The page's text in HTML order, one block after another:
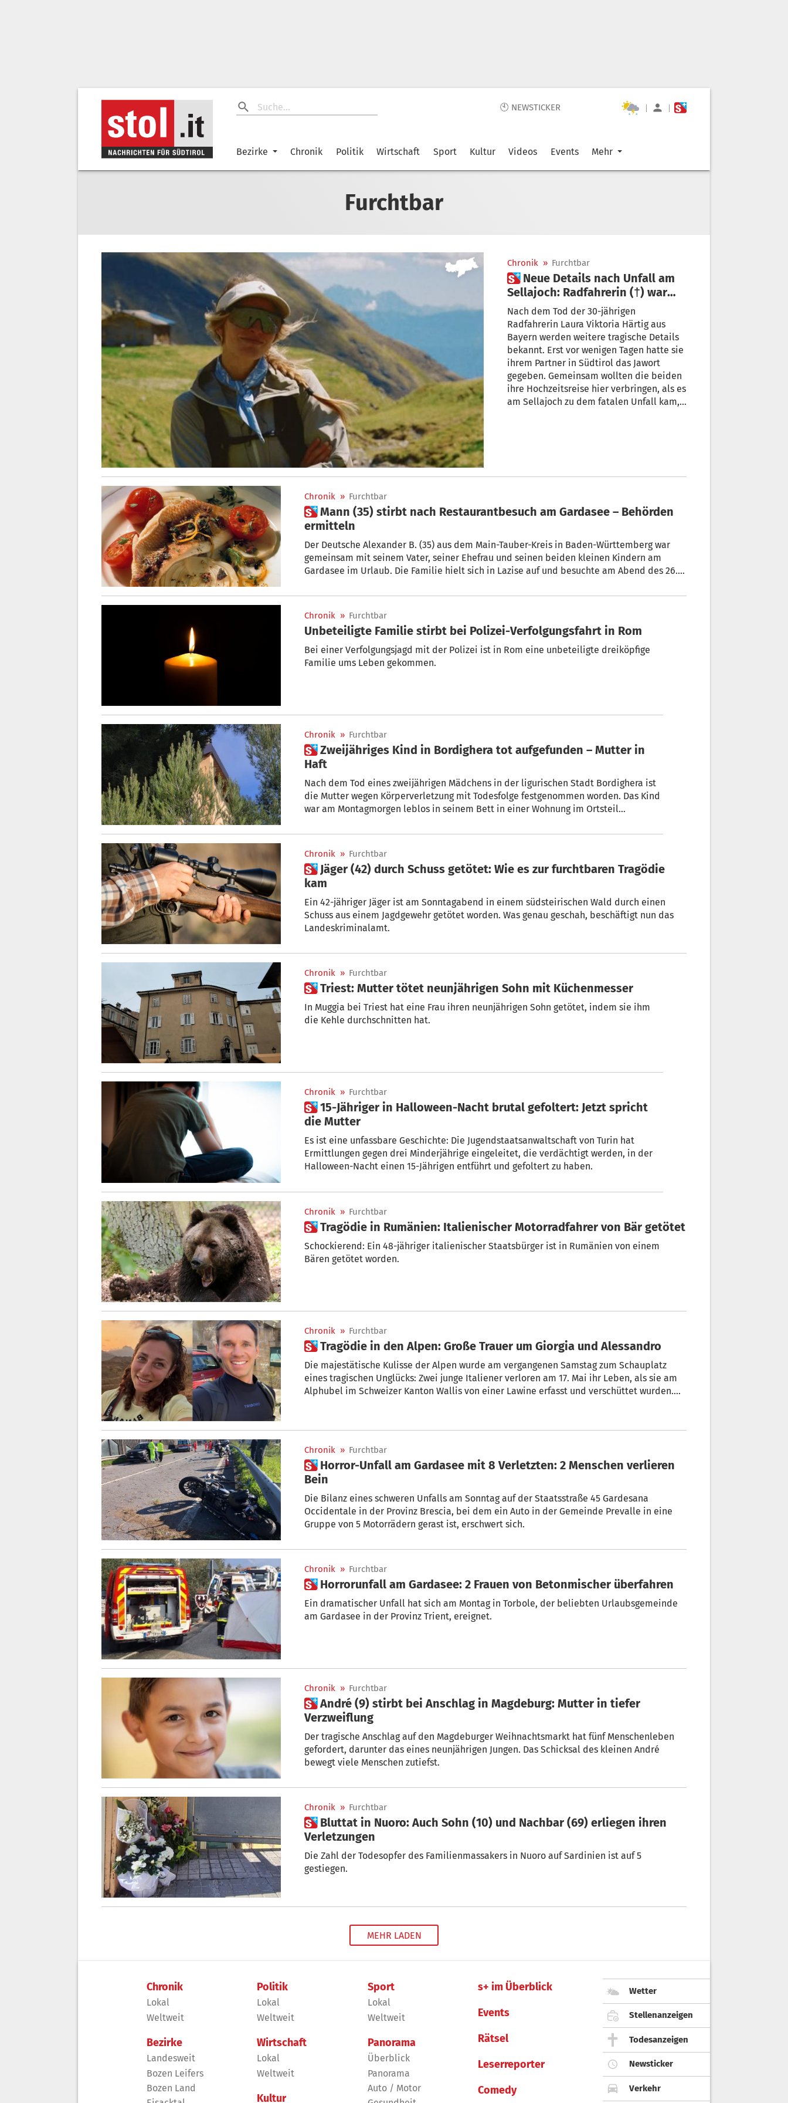
🕙 NEWSTICKER | |
Bezirke Chronik Politik Wirtschaft Sport Kultur Videos Events Mehr
Furchtbar
Chronik » Furchtbar
 Neue Details nach Unfall am
Sellajoch: Radfahrerin (†) war
auf Hochzeitsreise
Nach dem Tod der 30-jährigen
Radfahrerin Laura Viktoria Härtig aus
Bayern werden weitere tragische Details
bekannt. Erst vor wenigen Tagen hatte sie
ihrem Partner in Südtirol das Jawort
gegeben. Gemeinsam wollten die beiden
ihre Hochzeitsreise hier verbringen, als es
am Sellajoch zu dem fatalen Unfall kam,
Chronik » Furchtbar
 Mann (35) stirbt nach Restaurantbesuch am Gardasee – Behörden
ermitteln
Der Deutsche Alexander B. (35) aus dem Main-Tauber-Kreis in Baden-Württemberg war
gemeinsam mit seinem Vater, seiner Ehefrau und seinen beiden kleinen Kindern am
Gardasee im Urlaub. Die Familie hielt sich in Lazise auf und besuchte am Abend des 26.
über schwere gesundheitliche Beschwerden. Wenig später stirbt er.
Chronik » Furchtbar
Unbeteiligte Familie stirbt bei Polizei-Verfolgungsfahrt in Rom
Bei einer Verfolgungsjagd mit der Polizei ist in Rom eine unbeteiligte dreiköpfige
Familie ums Leben gekommen.
Chronik » Furchtbar
 Zweijähriges Kind in Bordighera tot aufgefunden – Mutter in
Haft
Nach dem Tod eines zweijährigen Mädchens in der ligurischen Stadt Bordighera ist
die Mutter wegen Körperverletzung mit Todesfolge festgenommen worden. Das Kind
war am Montagmorgen leblos in seinem Bett in einer Wohnung im Ortsteil
Chronik » Furchtbar
 Jäger (42) durch Schuss getötet: Wie es zur furchtbaren Tragödie
kam
Ein 42-jähriger Jäger ist am Sonntagabend in einem südsteirischen Wald durch einen
Schuss aus einem Jagdgewehr getötet worden. Was genau geschah, beschäftigt nun das
Landeskriminalamt.
Chronik » Furchtbar
 Triest: Mutter tötet neunjährigen Sohn mit Küchenmesser
In Muggia bei Triest hat eine Frau ihren neunjährigen Sohn getötet, indem sie ihm
die Kehle durchschnitten hat.
Chronik » Furchtbar
 15-Jähriger in Halloween-Nacht brutal gefoltert: Jetzt spricht
die Mutter
Es ist eine unfassbare Geschichte: Die Jugendstaatsanwaltschaft von Turin hat
Ermittlungen gegen drei Minderjährige eingeleitet, die verdächtigt werden, in der
Halloween-Nacht einen 15-Jährigen entführt und gefoltert zu haben.
Chronik » Furchtbar
 Tragödie in Rumänien: Italienischer Motorradfahrer von Bär getötet
Schockierend: Ein 48-jähriger italienischer Staatsbürger ist in Rumänien von einem
Bären getötet worden.
Chronik » Furchtbar
 Tragödie in den Alpen: Große Trauer um Giorgia und Alessandro
Die majestätische Kulisse der Alpen wurde am vergangenen Samstag zum Schauplatz
eines tragischen Unglücks: Zwei junge Italiener verloren am 17. Mai ihr Leben, als sie am
Alphubel im Schweizer Kanton Wallis von einer Lawine erfasst und verschüttet wurden.
Chronik » Furchtbar
 Horror-Unfall am Gardasee mit 8 Verletzten: 2 Menschen verlieren
Bein
Die Bilanz eines schweren Unfalls am Sonntag auf der Staatsstraße 45 Gardesana
Occidentale in der Provinz Brescia, bei dem ein Auto in der Gemeinde Prevalle in eine
Gruppe von 5 Motorrädern gerast ist, erschwert sich.
Chronik » Furchtbar
 Horrorunfall am Gardasee: 2 Frauen von Betonmischer überfahren
Ein dramatischer Unfall hat sich am Montag in Torbole, der beliebten Urlaubsgemeinde
am Gardasee in der Provinz Trient, ereignet.
Chronik » Furchtbar
 André (9) stirbt bei Anschlag in Magdeburg: Mutter in tiefer
Verzweiflung
Der tragische Anschlag auf den Magdeburger Weihnachtsmarkt hat fünf Menschenleben
gefordert, darunter das eines neunjährigen Jungen. Das Schicksal des kleinen André
bewegt viele Menschen zutiefst.
Chronik » Furchtbar
 Bluttat in Nuoro: Auch Sohn (10) und Nachbar (69) erliegen ihren
Verletzungen
Die Zahl der Todesopfer des Familienmassakers in Nuoro auf Sardinien ist auf 5
gestiegen.
MEHR LADEN
Chronik
Lokal
Weltweit
Bezirke
Landesweit
Bozen Leifers
Bozen Land
Politik
Lokal
Weltweit
Wirtschaft
Lokal
Weltweit
Kultur
Sport
Lokal
Weltweit
Panorama
Überblick
Panorama
Auto / Motor
s+ im Überblick
Events
Rätsel
Leserreporter
Comedy
Wetter
Stellenanzeigen
Todesanzeigen
Newsticker
Verkehr